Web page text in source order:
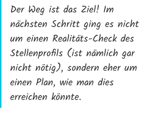
Der Weg ist das Ziel! Im
nächsten Schritt ging es nicht
um einen Realitäts-Check des
Stellenprofils (ist nämlich gar
nicht nötig), sondern eher um
einen Plan, wie man dies
erreichen könnte.